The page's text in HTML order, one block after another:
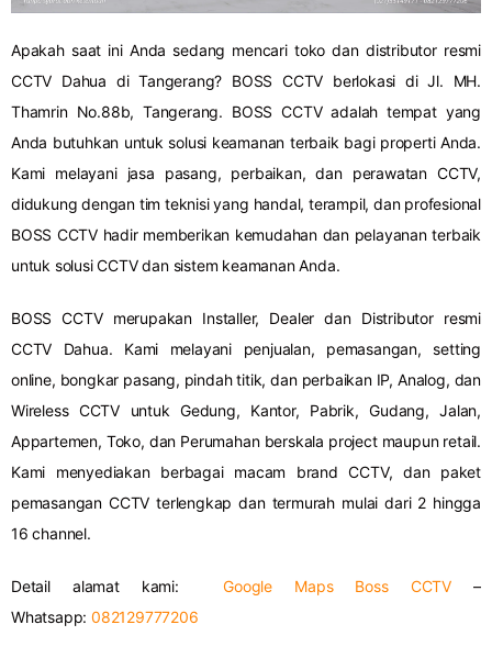
Apakah saat ini Anda sedang mencari toko dan distributor resmi
CCTV Dahua di Tangerang? BOSS CCTV berlokasi di Jl. MH.
Thamrin No.88b, Tangerang. BOSS CCTV adalah tempat yang
Anda butuhkan untuk solusi keamanan terbaik bagi properti Anda.
Kami melayani jasa pasang, perbaikan, dan perawatan CCTV,
didukung dengan tim teknisi yang handal, terampil, dan profesional
BOSS CCTV hadir memberikan kemudahan dan pelayanan terbaik
untuk solusi CCTV dan sistem keamanan Anda.
BOSS CCTV merupakan Installer, Dealer dan Distributor resmi
CCTV Dahua. Kami melayani penjualan, pemasangan, setting
online, bongkar pasang, pindah titik, dan perbaikan IP, Analog, dan
Wireless CCTV untuk Gedung, Kantor, Pabrik, Gudang, Jalan,
Appartemen, Toko, dan Perumahan berskala project maupun retail.
Kami menyediakan berbagai macam brand CCTV, dan paket
pemasangan CCTV terlengkap dan termurah mulai dari 2 hingga
16 channel.
Detail alamat kami:Google Maps Boss CCTV –
Whatsapp:082129777206